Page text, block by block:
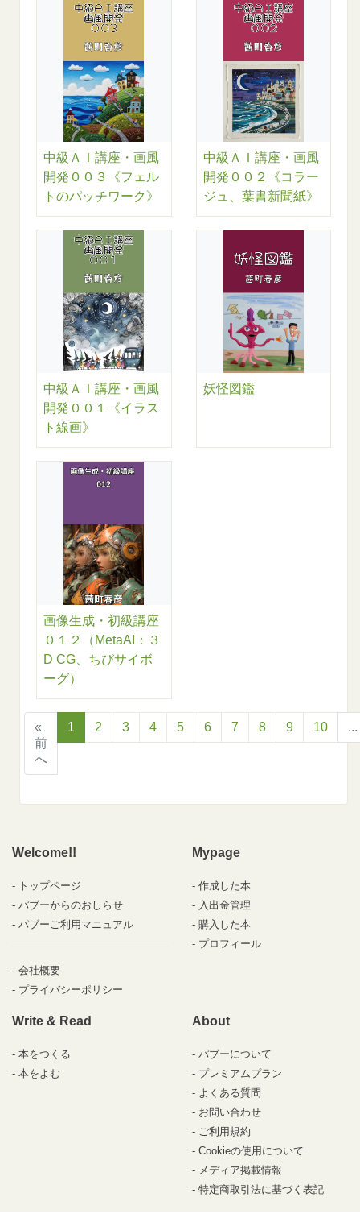
中級ＡＩ講座・画風
開発００３《フェル
トのパッチワーク》
中級ＡＩ講座・画風
開発００２《コラー
ジュ、葉書新聞紙》
中級ＡＩ講座・画風
開発００１《イラス
ト線画》
妖怪図鑑
画像生成・初級講座
０１２（MetaAI：３
D CG、ちびサイボ
ーグ）
«
前
へ
1 2 3 4 5 6 7 8 9 10 ...
Welcome!!
トップページ
パブーからのおしらせ
パブーご利用マニュアル
会社概要
プライバシーポリシー
Mypage
作成した本
入出金管理
購入した本
プロフィール
Write & Read
本をつくる
本をよむ
About
パブーについて
プレミアムプラン
よくある質問
お問い合わせ
ご利用規約
Cookieの使用について
メディア掲載情報
特定商取引法に基づく表記